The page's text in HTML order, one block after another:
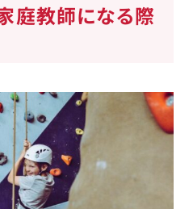
庭教師になる際